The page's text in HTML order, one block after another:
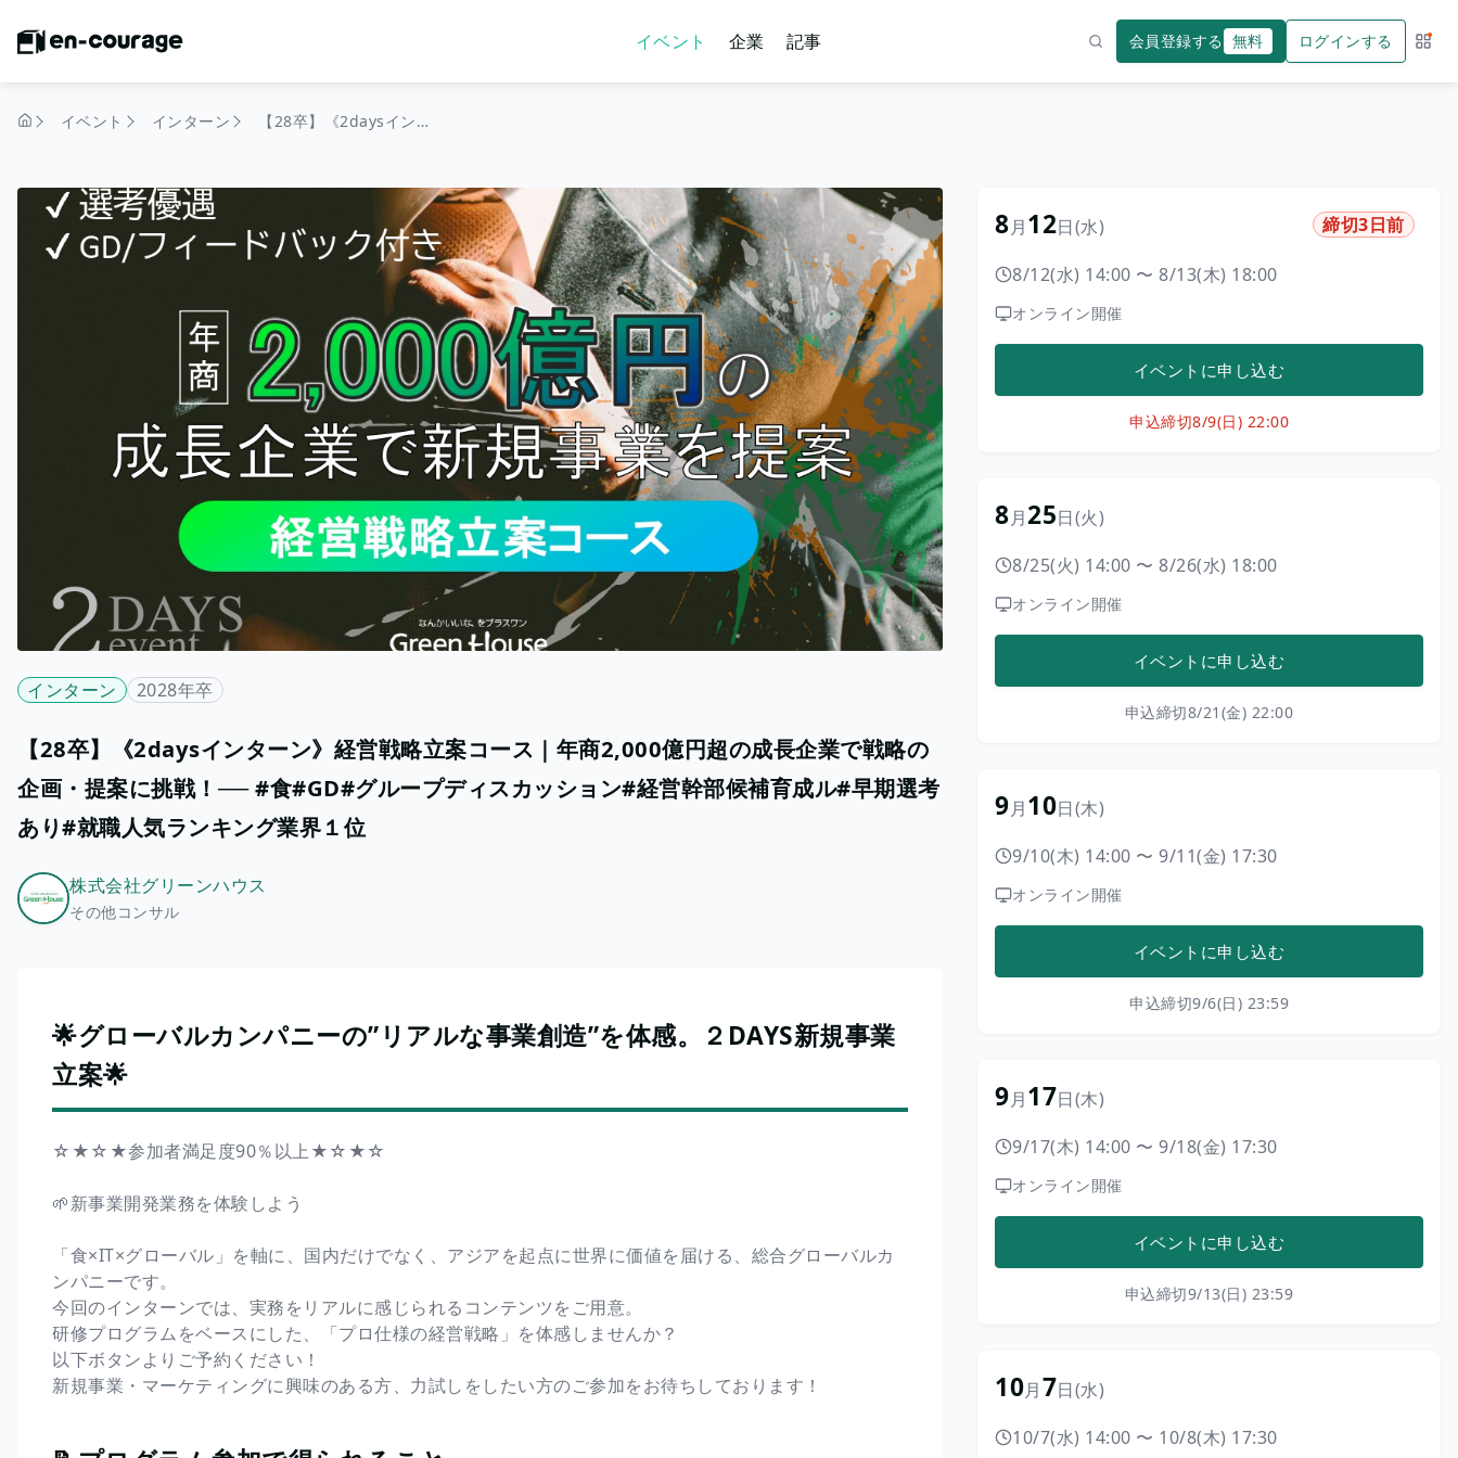
イベント 企業 記事 会員登録する 無料 ログインする サー
イベント インターン ​【28卒】《2daysインターン》経営戦略立案コース｜年商2,000億円超の成長企業で戦略の企画・提案に挑戦！── #食#GD#グループディスカッション#経営幹部候補育成ル#早期選考あり#就職人気ランキング業界１位
インターン 2028年卒
​【28卒】《2daysインターン》経営戦略立案コース｜年商2,000億円超の成長企業で戦略の
企画・提案に挑戦！── #食#GD#グループディスカッション#経営幹部候補育成ル#早期選考
あり#就職人気ランキング業界１位
株式会社グリーンハウス
その他コンサル
🌟グローバルカンパニーの”リアルな事業創造”を体感。２DAYS新規事業
立案🌟
☆★☆★参加者満足度90％以上★☆★☆
🌱新事業開発業務を体験しよう
「食×IT×グローバル」を軸に、国内だけでなく、アジアを起点に世界に価値を届ける、総合グローバルカ
ンパニーです。
今回のインターンでは、実務をリアルに感じられるコンテンツをご用意。
研修プログラムをベースにした、「プロ仕様の経営戦略」を体感しませんか？
以下ボタンよりご予約ください！
新規事業・マーケティングに興味のある方、力試しをしたい方のご参加をお待ちしております！
8月12日(水) 締切3日前
8/12(水) 14:00 〜 8/13(木) 18:00
オンライン開催
イベントに申し込む
申込締切8/9(日) 22:00
8月25日(火)
8/25(火) 14:00 〜 8/26(水) 18:00
オンライン開催
イベントに申し込む
申込締切8/21(金) 22:00
9月10日(木)
9/10(木) 14:00 〜 9/11(金) 17:30
オンライン開催
イベントに申し込む
申込締切9/6(日) 23:59
9月17日(木)
9/17(木) 14:00 〜 9/18(金) 17:30
オンライン開催
イベントに申し込む
申込締切9/13(日) 23:59
10月7日(水)
10/7(水) 14:00 〜 10/8(木) 17:30